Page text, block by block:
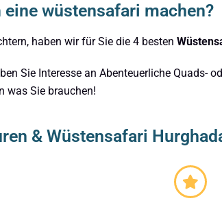
wüstensafari machen?
haben wir für Sie die 4 besten
Sie Interesse an Abenteuerliche Quads-
was Sie brauchen!
& Wüstensafari